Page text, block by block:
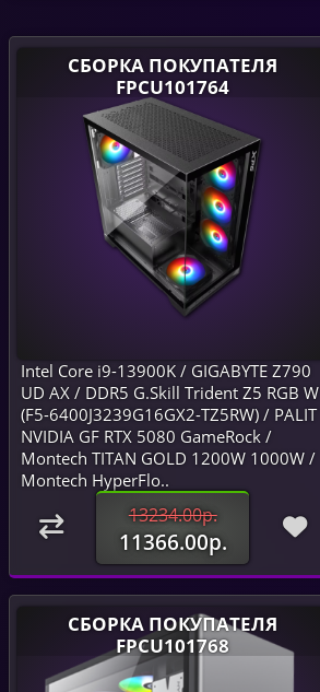
СБОРКА ПОКУПАТЕЛЯ
FPCU101764
Intel Core i9-13900K / GIGABYTE Z790
UD AX / DDR5 G.Skill Trident Z5 RGB W
(F5-6400J3239G16GX2-TZ5RW) / PALIT
NVIDIA GF RTX 5080 GameRock /
Montech TITAN GOLD 1200W 1000W /
Montech HyperFlo..
13234.00р.
11366.00р.
СБОРКА ПОКУПАТЕЛЯ
FPCU101768